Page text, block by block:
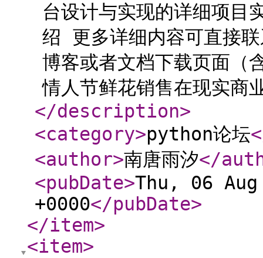
台设计与实现的详细项目
绍 更多详细内容可直接
博客或者文档下载页面（
情人节鲜花销售在现实
</description>
<category>python论坛
<author>南唐雨汐</
<pubDate>Thu, 06
+0000</pubDate>
</item>
<item>